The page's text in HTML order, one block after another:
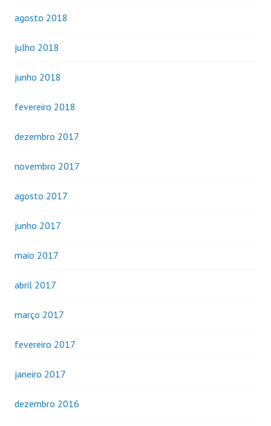
agosto 2018
julho 2018
junho 2018
fevereiro 2018
dezembro 2017
novembro 2017
agosto 2017
junho 2017
maio 2017
abril 2017
março 2017
fevereiro 2017
janeiro 2017
dezembro 2016